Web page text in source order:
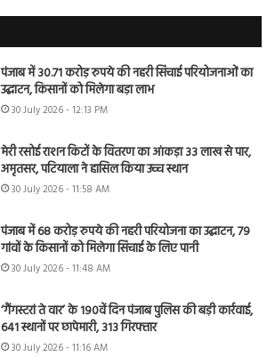
पंजाब में 30.71 करोड़ रुपये की नहरी सिंचाई परियोजनाओं का
उद्घाटन, किसानों को मिलेगा बड़ा लाभ
30 July 2026 - 12:13 PM
मेरी रसोई राशन किटों के वितरण का आंकड़ा 33 लाख से पार,
अमृतसर, पटियाला ने हासिल किया उच्च स्थान
30 July 2026 - 11:58 AM
पंजाब में 68 करोड़ रुपये की नहरी परियोजना का उद्घाटन, 79
गांवों के किसानों को मिलेगा सिंचाई के लिए पानी
30 July 2026 - 11:48 AM
‘गैंगस्टरां ते वार’ के 190वें दिन पंजाब पुलिस की बड़ी कार्रवाई,
641 स्थानों पर छापेमारी, 313 गिरफ्तार
30 July 2026 - 11:16 AM